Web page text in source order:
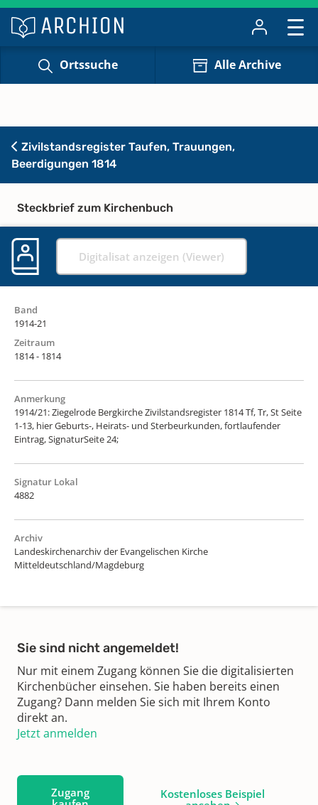
Ortssuche Alle Archive
Zivilstandsregister Taufen, Trauungen,
Beerdigungen 1814
Steckbrief zum Kirchenbuch
Digitalisat anzeigen (Viewer)
Band
1914-21
Zeitraum
1814 - 1814
Anmerkung
1914/21: Ziegelrode Bergkirche Zivilstandsregister 1814 Tf, Tr, St Seite
1-13, hier Geburts-, Heirats- und Sterbeurkunden, fortlaufender
Eintrag, SignaturSeite 24;
Signatur Lokal
4882
Archiv
Landeskirchenarchiv der Evangelischen Kirche
Mitteldeutschland/Magdeburg
Sie sind nicht angemeldet!
Nur mit einem Zugang können Sie die digitalisierten
Kirchenbücher einsehen. Sie haben bereits einen
Zugang? Dann melden Sie sich mit Ihrem Konto
direkt an.
Jetzt anmelden
Zugang
Kostenloses Beispiel